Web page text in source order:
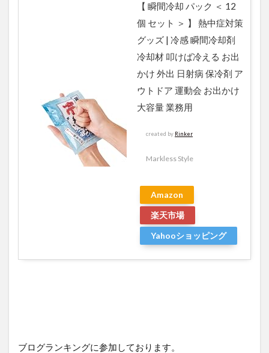
【 瞬間冷却 パック ＜ 12
個 セット ＞ 】 熱中症対策
グッズ | 冷感 瞬間冷却剤
冷却材 叩けば冷える お出
かけ 外出 日射病 保冷剤 ア
ウトドア 運動会 お出かけ
大容量 業務用
created by Rinker
Markless Style
Amazon
楽天市場
Yahooショッピング
ブログランキングに参加しております。